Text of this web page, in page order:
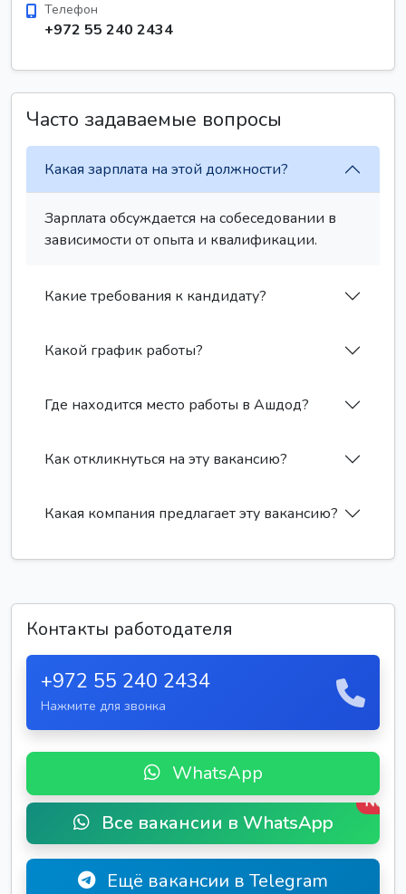
Телефон
+972 55 240 2434
Часто задаваемые вопросы
Какая зарплата на этой должности?
Зарплата обсуждается на собеседовании в
зависимости от опыта и квалификации.
Какие требования к кандидату?
Какой график работы?
Где находится место работы в Ашдод?
Как откликнуться на эту вакансию?
Какая компания предлагает эту вакансию?
Контакты работодателя
+972 55 240 2434
Нажмите для звонка
WhatsApp
Все вакансии в WhatsApp
New
Ещё вакансии в Telegram